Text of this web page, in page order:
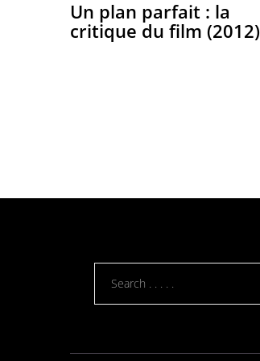
Un plan parfait : la
critique du film (2012)